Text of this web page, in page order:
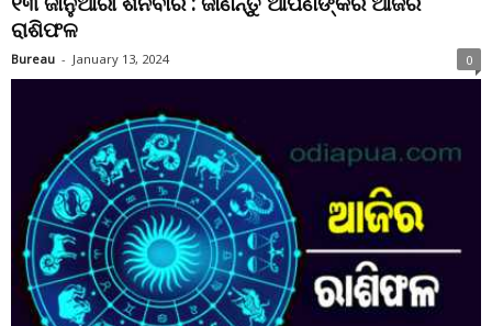
ରାଶିଫଳ
Bureau - January 13, 2024 0